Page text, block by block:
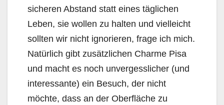
sicheren Abstand statt eines täglichen
Leben, sie wollen zu halten und vielleicht
sollten wir nicht ignorieren, frage ich mich.
Natürlich gibt zusätzlichen Charme Pisa
und macht es noch unvergesslicher (und
interessante) ein Besuch, der nicht
möchte, dass an der Oberfläche zu